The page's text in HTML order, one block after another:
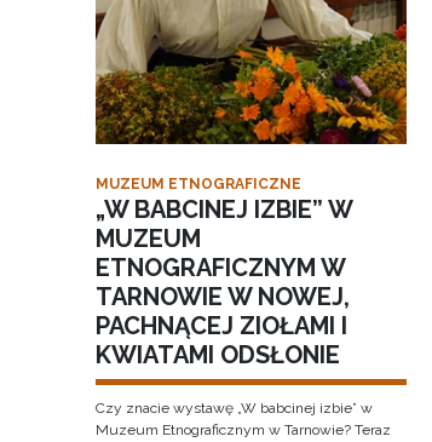
MUZEUM ETNOGRAFICZNE
„W BABCINEJ IZBIE” W
MUZEUM
ETNOGRAFICZNYM W
TARNOWIE W NOWEJ,
PACHNĄCEJ ZIOŁAMI I
KWIATAMI ODSŁONIE
Czy znacie wystawę „W babcinej izbie” w
Muzeum Etnograficznym w Tarnowie? Teraz